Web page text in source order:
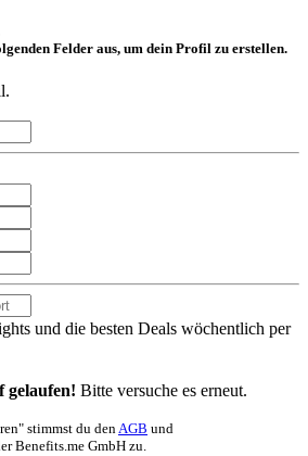
Felder aus, um dein Profil zu erstellen.
und die besten Deals wöchentlich per
gelaufen! Bitte versuche es erneut.
stimmst du denAGB und
Benefits.me GmbH zu.